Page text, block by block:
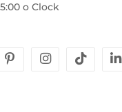
o Clock
pinterestinstagram
tiktok